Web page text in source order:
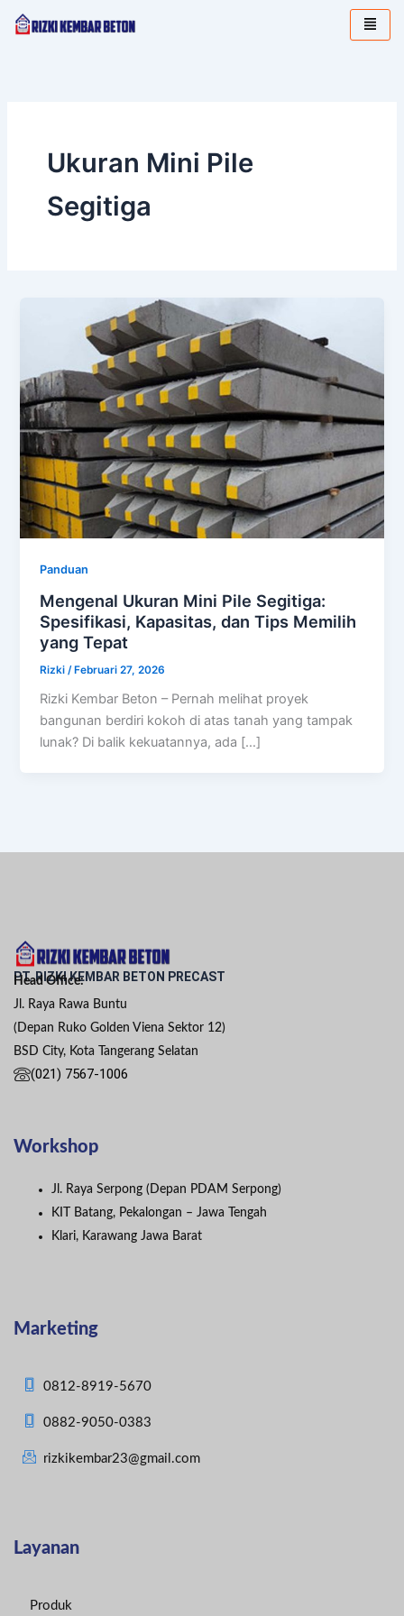
Lewati
Ukuran Mini Pile
Segitiga
Panduan
Mengenal Ukuran Mini Pile Segitiga:
Spesifikasi, Kapasitas, dan Tips Memilih
yang Tepat
Rizki /Februari 27, 2026
Rizki Kembar Beton – Pernah melihat proyek
bangunan berdiri kokoh di atas tanah yang tampak
lunak? Di balik kekuatannya, ada […]
PT. RIZKI KEMBAR BETON PRECAST
Head Office:
Jl. Raya Rawa Buntu
(Depan Ruko Golden Viena Sektor 12)
BSD City, Kota Tangerang Selatan
(021) 7567-1006
Workshop
Jl. Raya Serpong (Depan PDAM Serpong)
KIT Batang, Pekalongan – Jawa Tengah
Klari, Karawang Jawa Barat
Marketing
0812-8919-5670
0882-9050-0383
rizkikembar23@gmail.com
Layanan
Produk